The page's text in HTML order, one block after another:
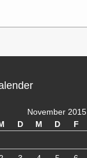
November 2015
D M D F